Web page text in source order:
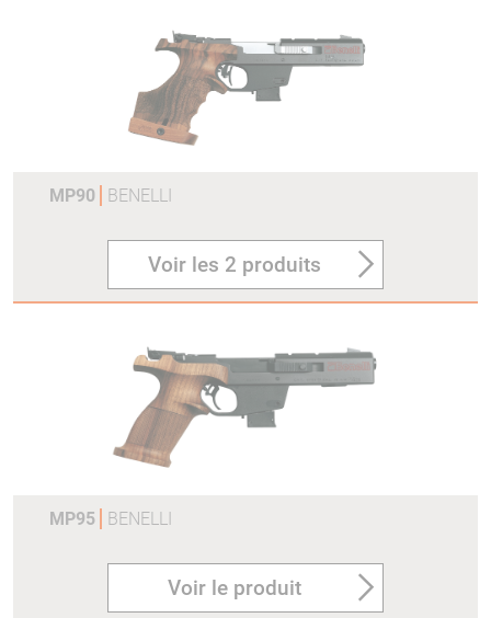
MP90 BENELLI
Voir les 2 produits
MP95 BENELLI
Voir le produit